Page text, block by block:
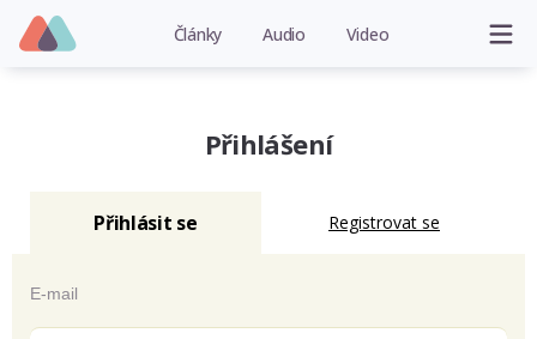
Články Audio Video
Přihlášení
Přihlásit se Registrovat se
E-mail